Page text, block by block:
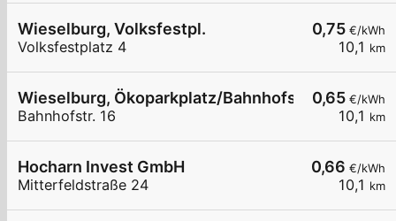
0,75 €/kWh
10,1 km
Wieselburg, Volksfestpl.
Volksfestplatz 4
0,65 €/kWh
10,1 km
Wieselburg, Ökoparkplatz/Bahnhofstr.
Bahnhofstr. 16
0,66 €/kWh
10,1 km
Hocharn Invest GmbH
Mitterfeldstraße 24